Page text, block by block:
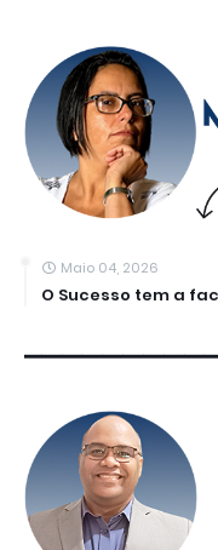
Maio 04, 2026
O Sucesso tem a